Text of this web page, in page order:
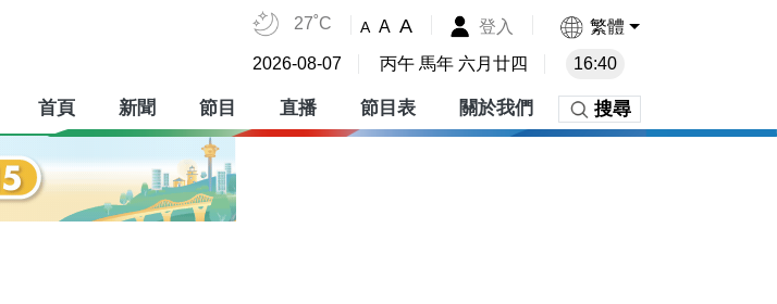
27˚C A A A 登入 繁體
2026-08-07 丙午 馬年 六月廿四 16:40
首頁 新聞 節目 直播 節目表 關於我們 搜尋